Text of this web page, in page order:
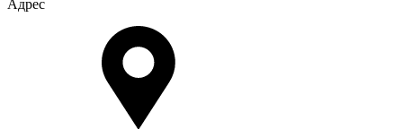
Адрес